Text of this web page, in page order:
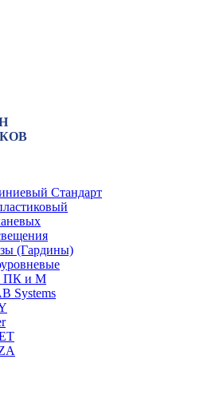
Стандарт
(Гардины)
ПК и М
Systems